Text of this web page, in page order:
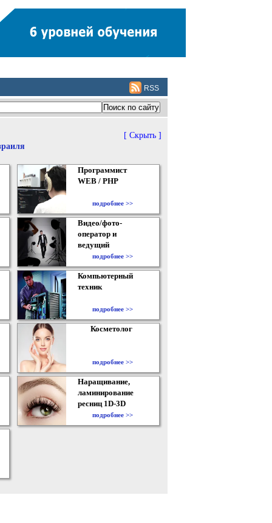
RSS
[ Скрыть ]
Программист
WEB / PHP
подробнее >>
Видео/фото-
оператор и
ведущий
подробнее >>
Компьютерный
техник
подробнее >>
Косметолог
подробнее >>
Наращивание,
ламинирование
ресниц 1D-3D
подробнее >>